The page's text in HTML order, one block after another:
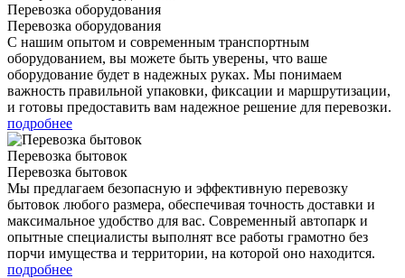
Перевозка оборудования
Перевозка оборудования
С нашим опытом и современным транспортным
оборудованием, вы можете быть уверены, что ваше
оборудование будет в надежных руках. Мы понимаем
важность правильной упаковки, фиксации и маршрутизации,
и готовы предоставить вам надежное решение для перевозки.
подробнее
Перевозка бытовок
Перевозка бытовок
Мы предлагаем безопасную и эффективную перевозку
бытовок любого размера, обеспечивая точность доставки и
максимальное удобство для вас. Современный автопарк и
опытные специалисты выполнят все работы грамотно без
порчи имущества и территории, на которой оно находится.
подробнее